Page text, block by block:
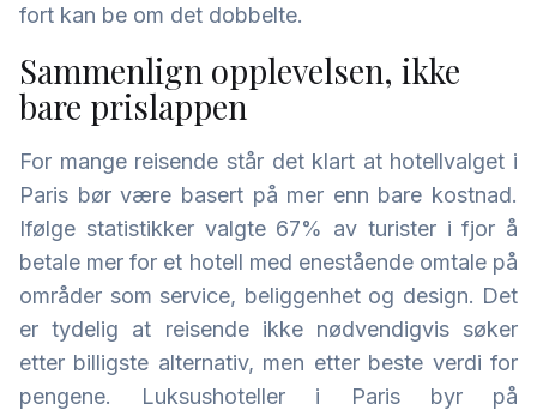
fort kan be om det dobbelte.
Sammenlign opplevelsen, ikke
bare prislappen
For mange reisende står det klart at hotellvalget i
Paris bør være basert på mer enn bare kostnad.
Ifølge statistikker valgte 67% av turister i fjor å
betale mer for et hotell med enestående omtale på
områder som service, beliggenhet og design. Det
er tydelig at reisende ikke nødvendigvis søker
etter billigste alternativ, men etter beste verdi for
pengene. Luksushoteller i Paris byr på